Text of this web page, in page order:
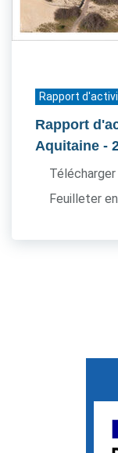
Rapport
Rapport
Aquitaine -
Feuilleter